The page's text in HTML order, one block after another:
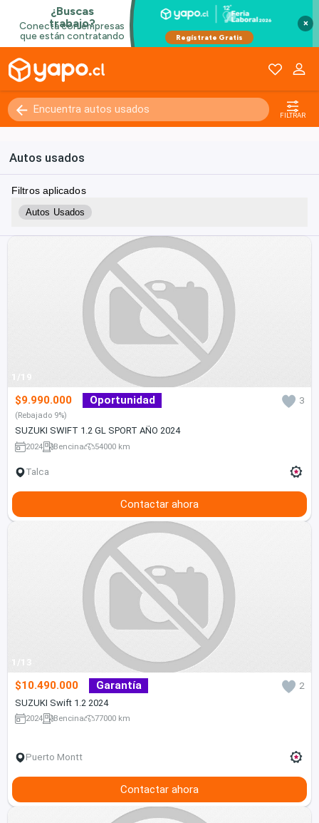
×
FILTRAR
Autos usados
Filtros aplicados
Autos Usados
1/19
$9.990.000 Oportunidad 3
(Rebajado 9%)
SUZUKI SWIFT 1.2 GL SPORT AÑO 2024
2024 Bencina 54000 km
Talca
Contactar ahora
1/13
$10.490.000 Garantía
2
SUZUKI Swift 1.2 2024
2024 Bencina 77000 km
Puerto Montt
Contactar ahora